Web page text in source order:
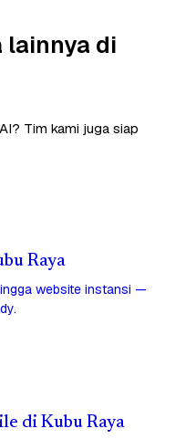
lainnya di
Tim kami juga siap
Raya
website instansi —
di Kubu Raya